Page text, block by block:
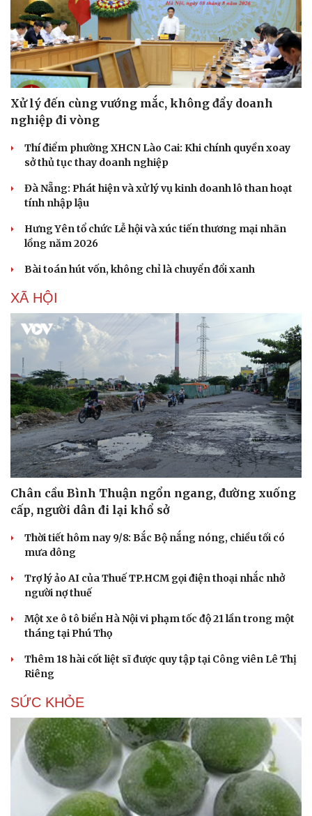
Cải chính
Xử lý đến cùng vướng mắc, không đẩy doanh
nghiệp đi vòng
Thí điểm phường XHCN Lào Cai: Khi chính quyền xoay
sở thủ tục thay doanh nghiệp
Đà Nẵng: Phát hiện và xử lý vụ kinh doanh lô than hoạt
tính nhập lậu
Hưng Yên tổ chức Lễ hội và xúc tiến thương mại nhãn
lồng năm 2026
Bài toán hút vốn, không chỉ là chuyển đổi xanh
XÃ HỘI
Chân cầu Bình Thuận ngổn ngang, đường xuống
cấp, người dân đi lại khổ sở
Thời tiết hôm nay 9/8: Bắc Bộ nắng nóng, chiều tối có
mưa dông
Trợ lý ảo AI của Thuế TP.HCM gọi điện thoại nhắc nhở
người nợ thuế
Một xe ô tô biển Hà Nội vi phạm tốc độ 21 lần trong một
tháng tại Phú Thọ
Thêm 18 hài cốt liệt sĩ được quy tập tại Công viên Lê Thị
Riêng
SỨC KHỎE